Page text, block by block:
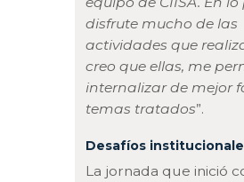
disfrute mucho de las
actividades que
creo que ellas, me
internalizar de mejor
temas tratados”.
Desafíos
La jornada que inició